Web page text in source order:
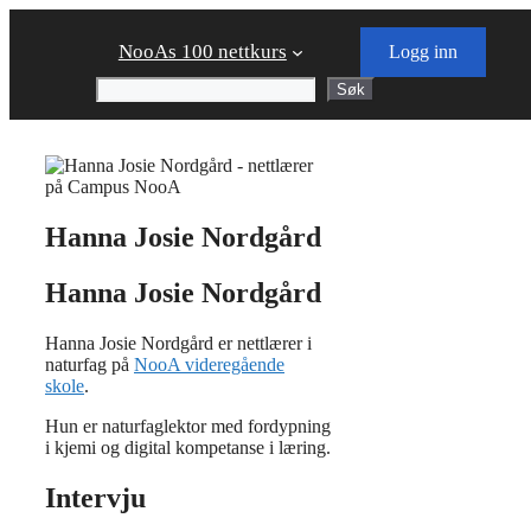
NooAs 100 nettkurs
Logg inn
Søk
Søk
Hanna Josie Nordgård
Hanna Josie Nordgård
Hanna Josie Nordgård er nettlærer i
naturfag på NooA videregående
skole.
Hun er naturfaglektor med fordypning
i kjemi og digital kompetanse i læring.
Intervju